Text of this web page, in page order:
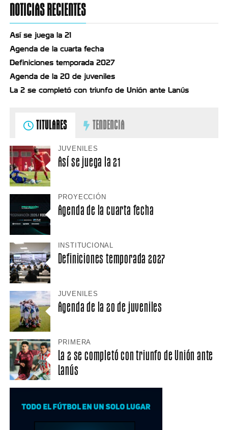
NOTICIAS RECIENTES
Así se juega la 21
Agenda de la cuarta fecha
Definiciones temporada 2027
Agenda de la 20 de juveniles
La 2 se completó con triunfo de Unión ante Lanús
TITULARES TENDENCIA
JUVENILES
Así se juega la 21
PROYECCIÓN
Agenda de la cuarta fecha
INSTITUCIONAL
Definiciones temporada 2027
JUVENILES
Agenda de la 20 de juveniles
PRIMERA
La 2 se completó con triunfo de Unión ante
Lanús